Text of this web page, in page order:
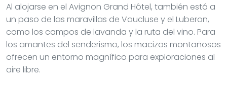
Al alojarse en el Avignon Grand Hôtel, también está a
un paso de las maravillas de Vaucluse y el Luberon,
como los campos de lavanda y la ruta del vino. Para
los amantes del senderismo, los macizos montañosos
ofrecen un entorno magnífico para exploraciones al
aire libre.